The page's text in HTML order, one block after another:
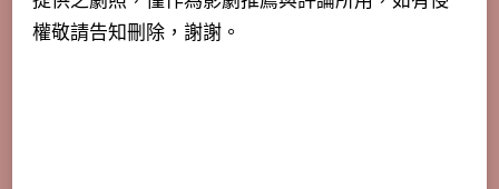
權敬請告知刪除，謝謝。